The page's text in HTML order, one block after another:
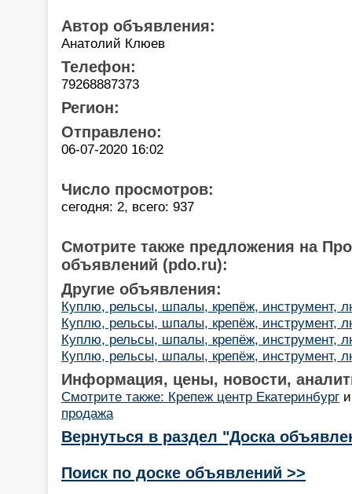
Автор объявления:
Анатолий Клюев
Телефон:
79268887373
Регион:
Отправлено:
06-07-2020 16:02
Число просмотров:
сегодня: 2, всего: 937
Смотрите также предложения на
объявлений (pdo.ru):
Другие объявления:
Куплю, рельсы, шпалы, крепёж, инструмент,
Куплю, рельсы, шпалы, крепёж, инструмент,
Куплю, рельсы, шпалы, крепёж, инструмент,
Куплю, рельсы, шпалы, крепёж, инструмент,
Информация, цены, новости,
Смотрите также: Крепеж центр Екатеринбург
продажа
Вернуться в раздел "Доска
Поиск по доске объявлений >>